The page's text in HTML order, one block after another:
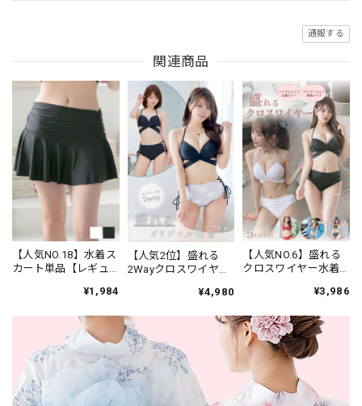
通報する
関連商品
【人気NO.18】水着ス
カート単品【レギュ
¥1,984
【人気2位】盛れる
2Wayクロスワイヤー
¥4,980
【人気NO.6】盛れる
クロスワイヤー水着
カーキ/ブルー/レッ
¥3,986